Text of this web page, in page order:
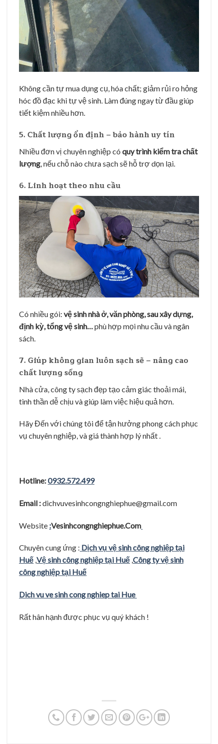
Không cần tự mua dụng cụ, hóa chất; giảm rủi ro hỏng
hóc đồ đạc khi tự vệ sinh. Làm đúng ngay từ đầu giúp
tiết kiệm nhiều hơn.
5. Chất lượng ổn định – bảo hành uy tín
Nhiều đơn vị chuyên nghiệp có quy trình kiểm tra chất
lượng, nếu chỗ nào chưa sạch sẽ hỗ trợ dọn lại.
6. Linh hoạt theo nhu cầu
Có nhiều gói: vệ sinh nhà ở, văn phòng, sau xây dựng,
định kỳ, tổng vệ sinh… phù hợp mọi nhu cầu và ngân
sách.
7. Giúp không gian luôn sạch sẽ – nâng cao
chất lượng sống
Nhà cửa, công ty sạch đẹp tạo cảm giác thoải mái,
tinh thần dễ chịu và giúp làm việc hiệu quả hơn.
Hãy Đến với chúng tôi để tận hưởng phong cách phục
vụ chuyên nghiệp, và giá thành hợp lý nhất .
Hotline:0932.572.499
Email :dichvuvesinhcongnghiephue@gmail.com
Website :Vesinhcongnghiephue.Com
Chuyên cung ứng : Dịch vụ vệ sinh công nghiệp tại
Huế ,Vệ sinh công nghiệp tại Huế ,Công ty vệ sinh
công nghiệp tại Huế
Dich vu ve sinh cong nghiep tai Hue
Rất hân hạnh được phục vụ quý khách !